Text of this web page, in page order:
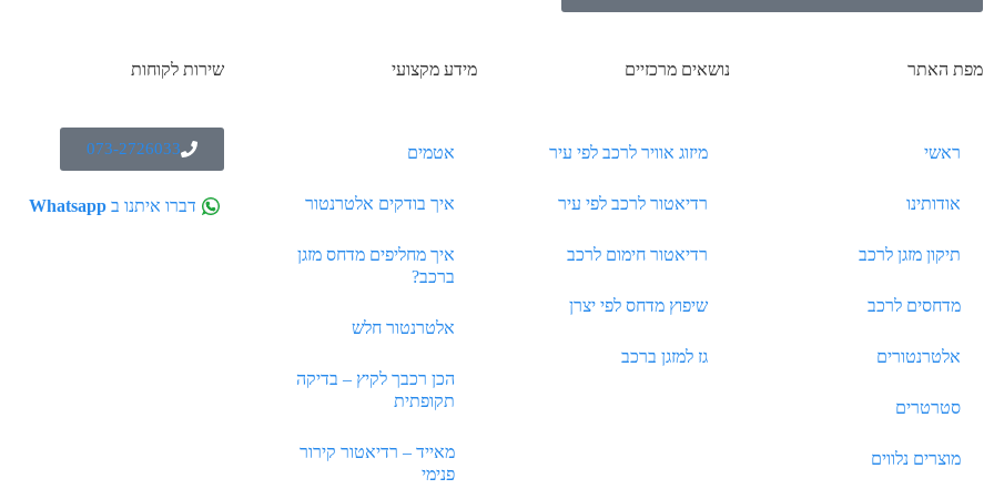
מפת האתר
ראשי
אודותינו
תיקון מזגן לרכב
מדחסים לרכב
אלטרנטורים
סטרטרים
מוצרים נלווים
נושאים מרכזיים
מיזוג אוויר לרכב לפי עיר
רדיאטור לרכב לפי עיר
רדיאטור חימום לרכב
שיפוץ מדחס לפי יצרן
גז למזגן ברכב
מידע מקצועי
אטמים
איך בודקים אלטרנטור
איך מחליפים מדחס מזגן
ברכב?
אלטרנטור חלש
הכן רכבך לקיץ – בדיקה
תקופתית
מאייד – רדיאטור קירור
פנימי
שירות לקוחות
073-2726033
דברו איתנו ב Whatsapp